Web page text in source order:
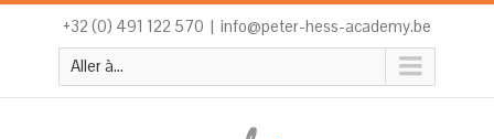
+32 (0) 491 122 570 | info@peter-hess-academy.be
Aller à...